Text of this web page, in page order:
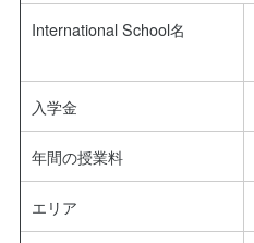
International School名
入学金
年間の授業料
エリア